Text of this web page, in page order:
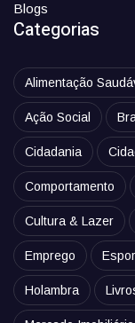
Blogs
Categorias
Alimentação
Ação Social
Cidadania
Comportamento
Cultura & Lazer
Emprego
Holambra